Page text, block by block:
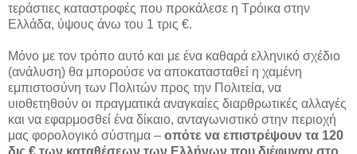
τεράστιες καταστροφές που προκάλεσε η Τρόικα στην
Ελλάδα, ύψους άνω του 1 τρις €.
Μόνο με τον τρόπο αυτό και με ένα καθαρά ελληνικό σχέδιο
(ανάλυση) θα μπορούσε να αποκατασταθεί η χαμένη
εμπιστοσύνη των Πολιτών προς την Πολιτεία, να
υιοθετηθούν οι πραγματικά αναγκαίες διαρθρωτικές αλλαγές
και να εφαρμοσθεί ένα δίκαιο, ανταγωνιστικό στην περιοχή
μας φορολογικό σύστημα – οπότε να επιστρέψουν τα 120
δις € των καταθέσεων των Ελλήνων που διέφυγαν στο